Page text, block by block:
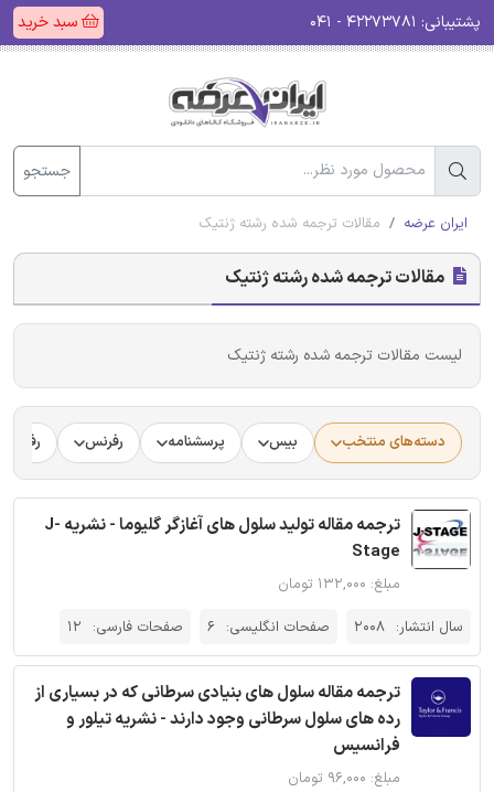
پشتیبانی: سبد خرید
جستجو
ایران عرضه مقالات ترجمه شده رشته ژنتیک
مقالات ترجمه شده رشته ژنتیک
لیست مقالات ترجمه شده رشته ژنتیک
دسته‌های منتخب بیس پرسشنامه رفرنس
ترجمه مقاله تولید سلول های آغازگر گلیوما - نشریه J-
Stage
مبلغ: ۱۳۲,۰۰۰ تومان
سال انتشار: 2008 صفحات انگلیسی: 6 صفحات فارسی: 12
ترجمه مقاله سلول های بنیادی سرطانی که در بسیاری از
رده های سلول سرطانی وجود دارند - نشریه تیلور و
فرانسیس
مبلغ: ۹۶,۰۰۰ تومان